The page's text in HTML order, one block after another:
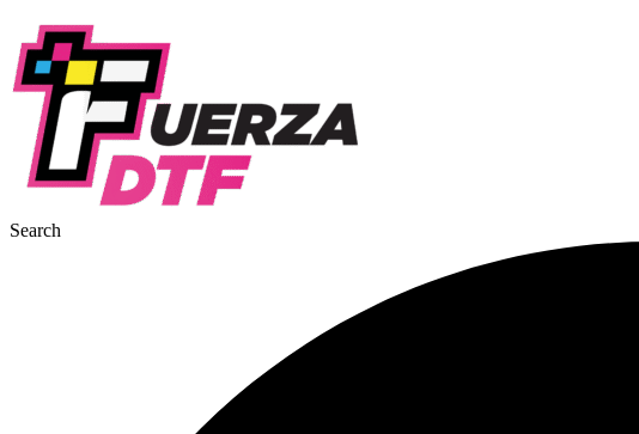
contenido
Search